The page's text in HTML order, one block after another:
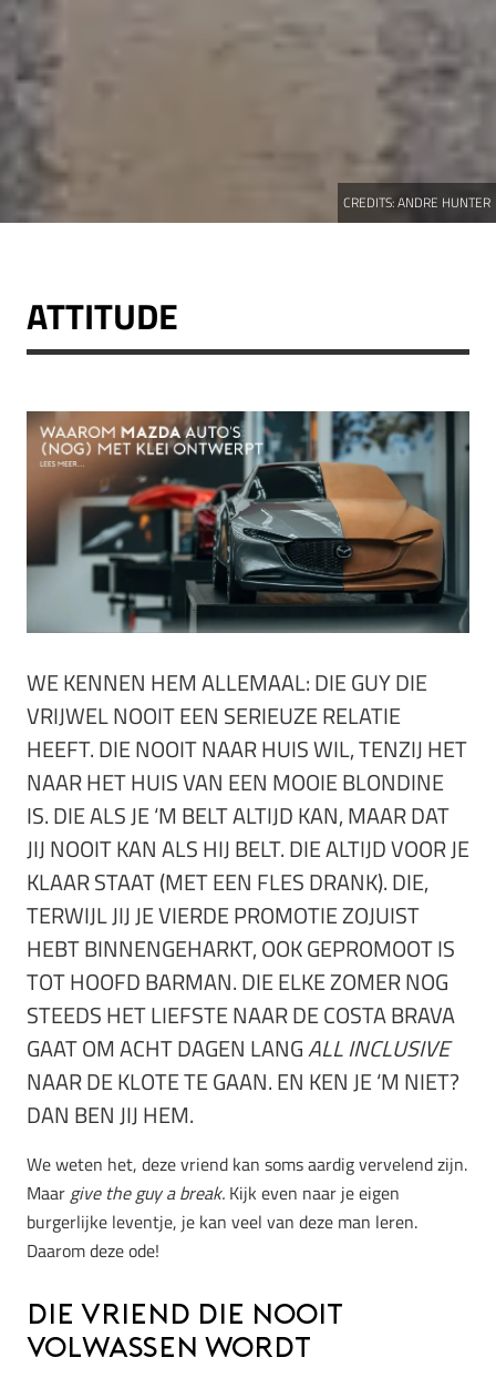
CREDITS:ANDRE HUNTER
ATTITUDE
WE KENNEN HEM ALLEMAAL: DIE GUY DIE
VRIJWEL NOOIT EEN SERIEUZE RELATIE
HEEFT. DIE NOOIT NAAR HUIS WIL, TENZIJ HET
NAAR HET HUIS VAN EEN MOOIE BLONDINE
IS. DIE ALS JE ‘M BELT ALTIJD KAN, MAAR DAT
JIJ NOOIT KAN ALS HIJ BELT. DIE ALTIJD VOOR JE
KLAAR STAAT (MET EEN FLES DRANK). DIE,
TERWIJL JIJ JE VIERDE PROMOTIE ZOJUIST
HEBT BINNENGEHARKT, OOK GEPROMOOT IS
TOT HOOFD BARMAN. DIE ELKE ZOMER NOG
STEEDS HET LIEFSTE NAAR DE COSTA BRAVA
GAAT OM ACHT DAGEN LANGALL INCLUSIVE
NAAR DE KLOTE TE GAAN. EN KEN JE ‘M NIET?
DAN BEN JIJ HEM.
We weten het, deze vriend kan soms aardig vervelend zijn.
Maargive the guy a break. Kijk even naar je eigen
burgerlijke leventje, je kan veel van deze man leren.
Daarom deze ode!
Die vriend die nooit
volwassen wordt